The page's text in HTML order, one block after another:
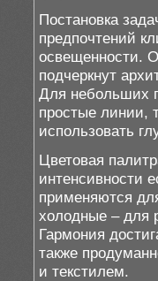
Постановка
предпочтений
освещенности.
подчеркнут
Для небольших
простые линии,
использовать
Цветовая
интенсивности
применяются
холодные – для
Гармония
также
и текстилем.